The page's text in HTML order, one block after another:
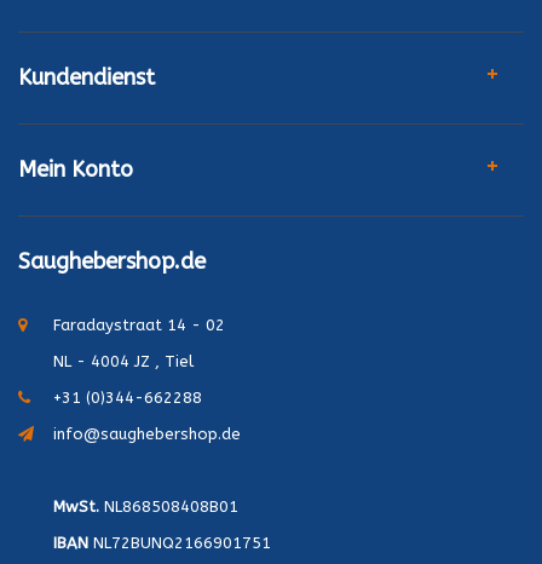
Kundendienst
Mein Konto
Saughebershop.de
Faradaystraat 14 - 02
NL - 4004 JZ , Tiel
+31 (0)344-662288
info@saughebershop.de
MwSt. NL868508408B01
IBAN NL72BUNQ2166901751